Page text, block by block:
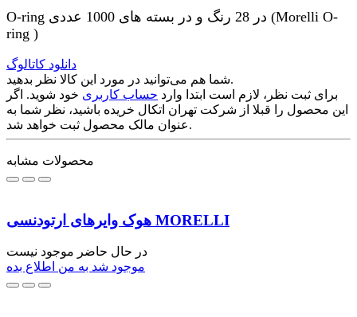
O-ring در 28 رنگ و در بسته های 1000 عددی (Morelli O-
ring )
دانلود کاتالوگ
شما هم می‌توانید در مورد این کالا نظر بدهید.
برای ثبت نظر، لازم است ابتدا وارد حساب کاربری خود شوید. اگر
این محصول را قبلا از شرکت تهران اتکال خریده باشید، نظر شما به
عنوان مالک محصول ثبت خواهد شد.
محصولات مشابه
هوک وایرهای ارتودنسی MORELLI
در حال حاضر موجود نیست
موجود شد به من اطلاع بده